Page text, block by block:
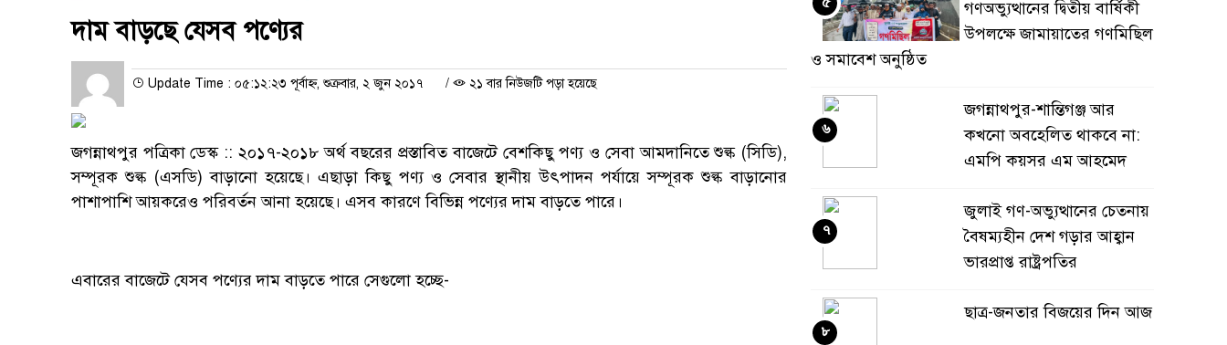
দাম বাড়ছে যেসব পণ্যের
Update Time : ০৫:১২:২৩ পূর্বাহ্ন, শুক্রবার, ২ জুন ২০১৭ / ২১ বার নিউজটি পড়া হয়েছে
জগন্নাথপুর পত্রিকা ডেস্ক :: ২০১৭-২০১৮ অর্থ বছরের প্রস্তাবিত বাজেটে বেশকিছু পণ্য ও সেবা আমদানিতে শুল্ক (সিডি),
সম্পূরক শুল্ক (এসডি) বাড়ানো হয়েছে। এছাড়া কিছু পণ্য ও সেবার স্থানীয় উৎপাদন পর্যায়ে সম্পূরক শুল্ক বাড়ানোর
পাশাপাশি আয়করেও পরিবর্তন আনা হয়েছে। এসব কারণে বিভিন্ন পণ্যের দাম বাড়তে পারে।
এবারের বাজেটে যেসব পণ্যের দাম বাড়তে পারে সেগুলো হচ্ছে-
গণঅভ্যুত্থানের দ্বিতীয় বার্ষিকী
উপলক্ষে জামায়াতের গণমিছিল
ও সমাবেশ অনুষ্ঠিত
জগন্নাথপুর-শান্তিগঞ্জ আর
কখনো অবহেলিত থাকবে না:
এমপি কয়সর এম আহমেদ
৬
জুলাই গণ-অভ্যুত্থানের চেতনায়
বৈষম্যহীন দেশ গড়ার আহ্বান
ভারপ্রাপ্ত রাষ্ট্রপতির
৭
ছাত্র-জনতার বিজয়ের দিন আজ
৮